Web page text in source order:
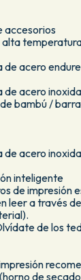
accesorios
de acero
de acero
bambú /
de acero
inteligente
de impresión
leer a través
de los
de